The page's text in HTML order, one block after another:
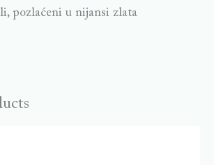
pozlaćeni u nijansi zlata